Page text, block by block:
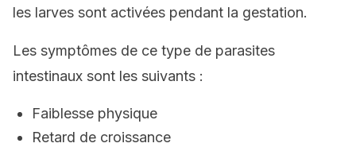
les larves sont activées pendant la gestation.
Les symptômes de ce type de parasites
intestinaux sont les suivants :
Faiblesse physique
Retard de croissance